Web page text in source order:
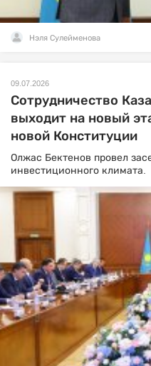
Нэля Сулейменова
09.07.2026
Сотрудничество
выходит на новый
новой Конституции
Олжас Бектенов провел
инвестиционного климата.